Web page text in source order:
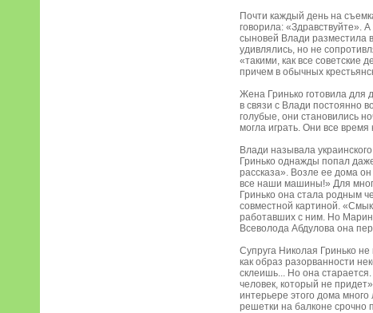
Почти каждый день на
говорила: «Здравствуйте».
сыновей Влади разместила
удивлялись, но не
«такими, как все советские
причем в обычных
Жена Гринько готовила для
в связи с Влади постоянно
голубые, они становились
могла играть. Они все
Влади называла
Гринько однажды попал
рассказа». Возле ее дома
все наши машины!» Для
Гринько она стала родным
совместной картиной.
работавших с ним. Но
Всеволода Абдулова она
Супруга Николая Гринько
как образ разорванности
склеишь... Но она
человек, который не
интерьере этого дома
решетки на балконе срочно